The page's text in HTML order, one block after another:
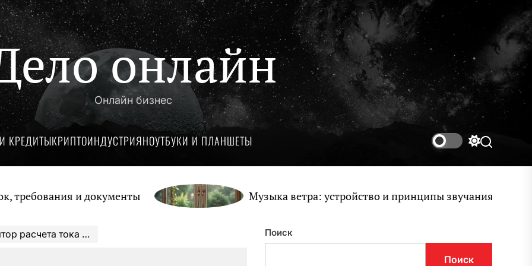
онлайн
Онлайн бизнес
КРЕДИТЫКРИПТОИНДУСТРИЯНОУТБУКИ И ПЛАНШЕТЫ Поиск
и документы Музыка ветра: устройство и принципы звучания
тока по мощности Поиск
Поиск